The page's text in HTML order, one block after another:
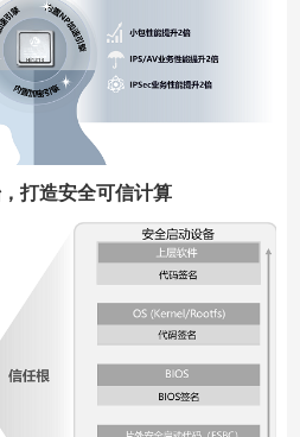
打造安全可信计算